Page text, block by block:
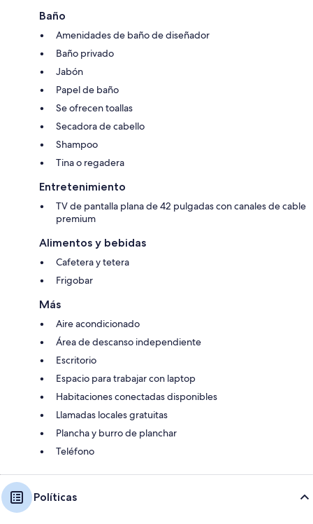
Baño
Amenidades de baño de diseñador
Baño privado
Jabón
Papel de baño
Se ofrecen toallas
Secadora de cabello
Shampoo
Tina o regadera
Entretenimiento
TV de pantalla plana de 42 pulgadas con canales de cable
premium
Alimentos y bebidas
Cafetera y tetera
Frigobar
Más
Aire acondicionado
Área de descanso independiente
Escritorio
Espacio para trabajar con laptop
Habitaciones conectadas disponibles
Llamadas locales gratuitas
Plancha y burro de planchar
Teléfono
Políticas